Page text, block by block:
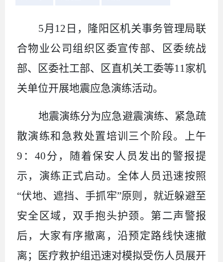
5月 12 日，隆阳区机关事务管理局联
合物业公司组织区委宣传部、区委统战
部、区委社工部、区直机关工委等11 家机
关单位开展地震应急演练活动。
地震演练分为应急避震演练、紧急疏
散演练和急救处置培训三个阶段。上午
9 ： 40分，随着保安人员发出的警报提
示，演练正式启动。全体人员迅速按照
“伏地、遮挡、手抓牢”原则，就近躲避至
安全区域，双手抱头护颈。第二声警报
后，大家有序撤离，沿预定路线快速撤
离；医疗救护组迅速对模拟受伤人员展开